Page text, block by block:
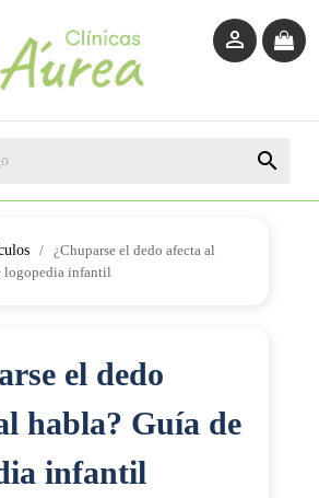


¿Chuparse el dedo afecta al
logopedia infantil
el dedo
habla? Guía de
infantil